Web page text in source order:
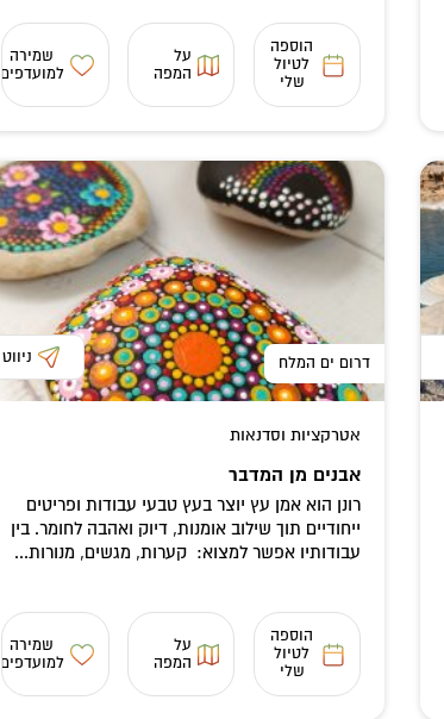
הוספה
לטיול
שלי
על
המפה
שמירה
למועדפים
דרום ים המלח ניווט
אטרקציות וסדנאות
אבנים מן המדבר
רונן הוא אמן עץ יוצר בעץ טבעי עבודות ופריטים
ייחודיים תוך שילוב אומנות, דיוק ואהבה לחומר. בין
עבודותיו אפשר למצוא: קערות, מגשים, מנורות...
הוספה
לטיול
שלי
על
המפה
שמירה
למועדפים